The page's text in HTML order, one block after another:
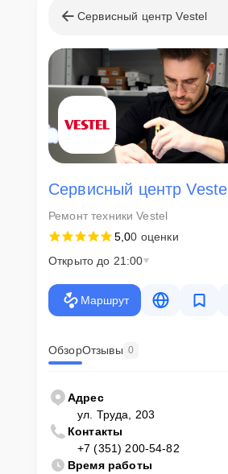
Сервисный центр Vestel
Сервисный центр Vestel
Ремонт техники Vestel
5,00 оценки
Открыто до 21:00
Маршрут
ОбзорОтзывы 0
Адрес
ул. Труда, 203
Контакты
+7 (351) 200-54-82
Время работы